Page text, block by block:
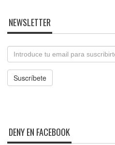
NEWSLETTER
Email
Suscríbete
DENY EN FACEBOOK